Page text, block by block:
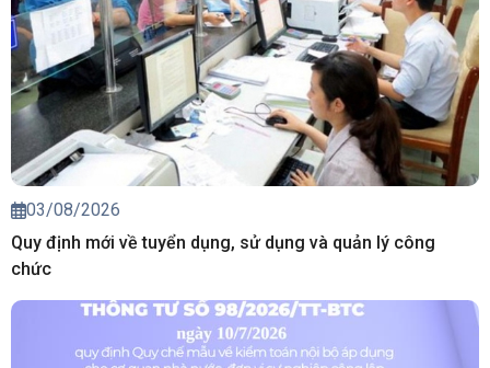
03/08/2026
Quy định mới về tuyển dụng, sử dụng và quản lý công
chức